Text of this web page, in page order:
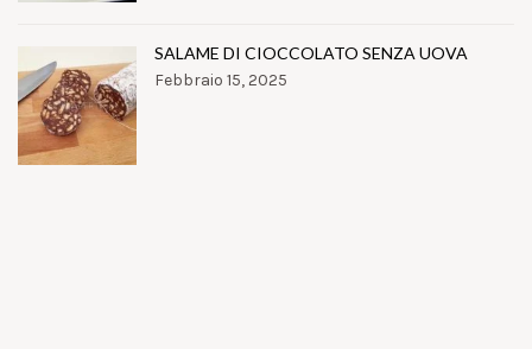
SALAME DI CIOCCOLATO SENZA UOVA
Febbraio 15, 2025